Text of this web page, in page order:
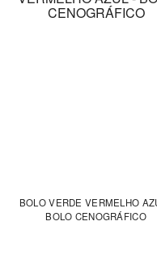
BOLO VERDE VERMELHO
BOLO CENOGRÁFICO